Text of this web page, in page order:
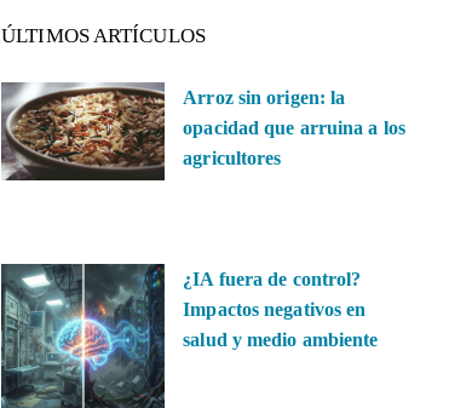
ÚLTIMOS ARTÍCULOS
Arroz sin origen: la
opacidad que arruina a los
agricultores
¿IA fuera de control?
Impactos negativos en
salud y medio ambiente